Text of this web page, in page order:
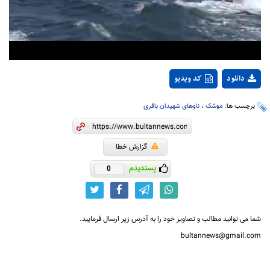
Video
کد ویدیو دانلود
برچسب ها: موشک ، ناوهای شهیدان باقری
گزارش خطا
پسندیدم 0
شما می توانید مطالب و تصاویر خود را به آدرس زیر ارسال فرمایید.
bultannews@gmail.com